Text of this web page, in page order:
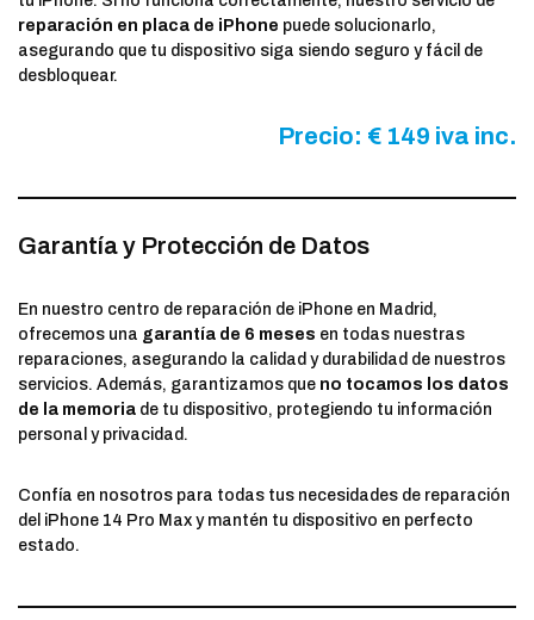
reparación en placa de iPhone puede solucionarlo,
asegurando que tu dispositivo siga siendo seguro y fácil de
desbloquear.
Precio: € 149 iva inc.
Garantía y Protección de Datos
En nuestro centro de reparación de iPhone en Madrid,
ofrecemos una garantía de 6 meses en todas nuestras
reparaciones, asegurando la calidad y durabilidad de nuestros
servicios. Además, garantizamos que no tocamos los datos
de la memoria de tu dispositivo, protegiendo tu información
personal y privacidad.
Confía en nosotros para todas tus necesidades de reparación
del iPhone 14 Pro Max y mantén tu dispositivo en perfecto
estado.